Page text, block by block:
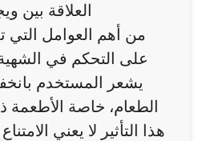
العلاقة بين
من أهم العوامل التي
على التحكم في
يشعر المستخدم
الطعام، خاصة الأطعمة
هذا التأثير لا يعني